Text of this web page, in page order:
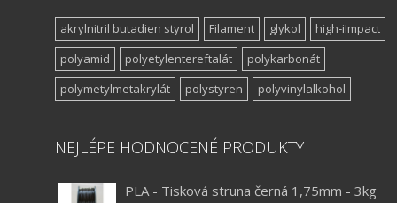
akrylnitril butadien styrol Filament glykol
high-iImpact
polyamid
polyetylentereftalát
polykarbonát
polymetylmetakrylát
polystyren polyvinylalkohol
NEJLÉPE HODNOCENÉ PRODUKTY
PLA - Tisková struna černá 1,75mm - 3kg